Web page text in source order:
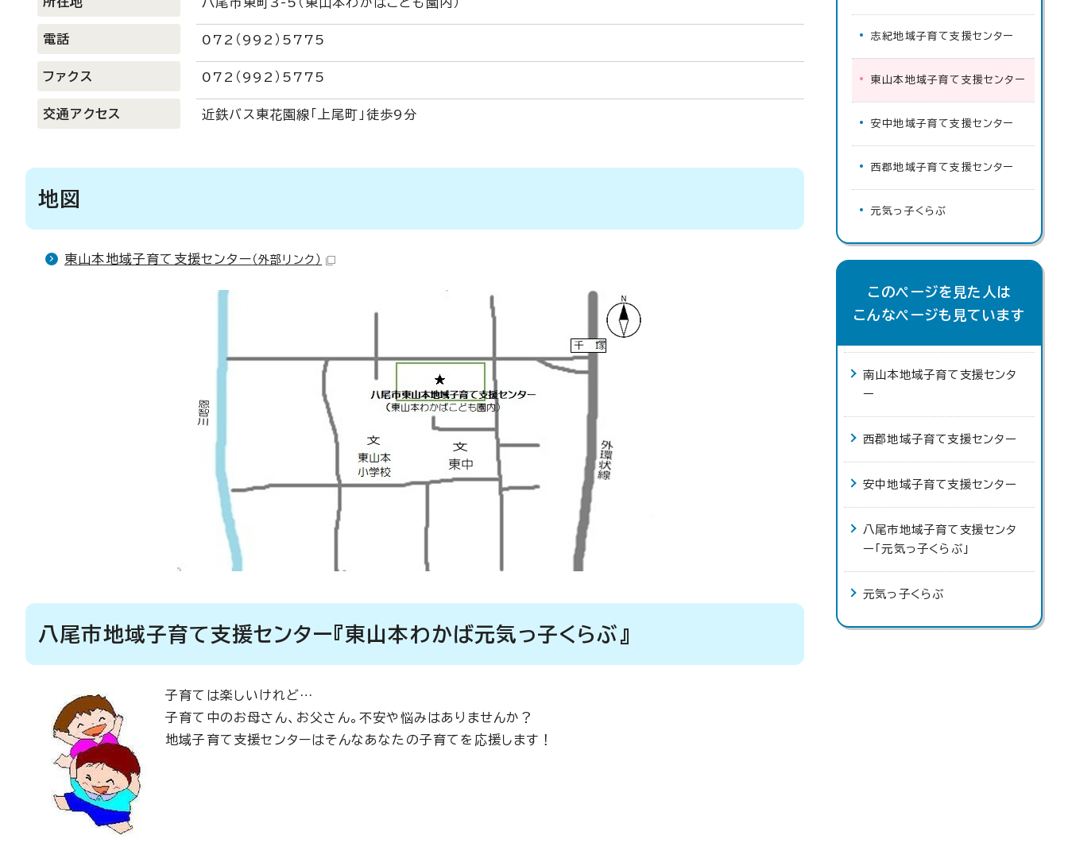
電話 072（992）5775
ファクス 072（992）5775
交通アクセス 近鉄バス東花園線「上尾町」徒歩9分
地図
東山本地域子育て支援センター （外部リンク）
八尾市地域子育て支援センター『東山本わかば元気っ子くらぶ』
子育ては楽しいけれど…
子育て中のお母さん、お父さん。不安や悩みはありませんか？
地域子育て支援センターはそんなあなたの子育てを応援します！
志紀地域子育て支援センター
東山本地域子育て支援センター
安中地域子育て支援センター
西郡地域子育て支援センター
元気っ子くらぶ
このページを見た人は
こんなページも見ています
南山本地域子育て支援センタ
ー
西郡地域子育て支援センター
安中地域子育て支援センター
八尾市地域子育て支援センタ
ー「元気っ子くらぶ」
元気っ子くらぶ